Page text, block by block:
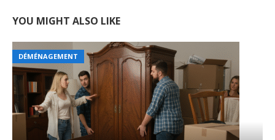
YOU MIGHT ALSO LIKE
DÉMÉNAGEMENT